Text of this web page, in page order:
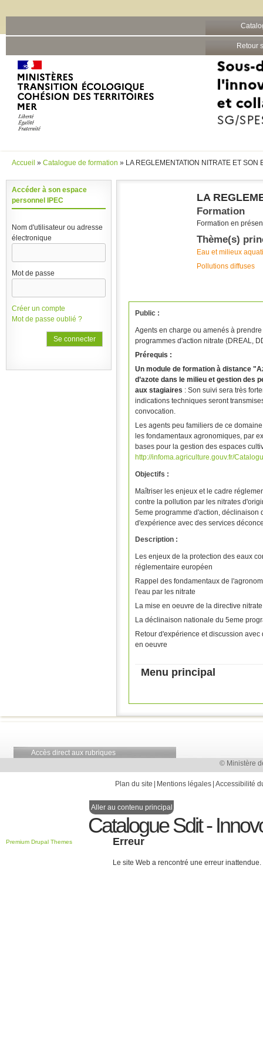
Retour
Vous êtes ici
Accueil » Catalogue de formation » LA REGLEMENTATION NITRATE ET SON
Accéder à son espace
personnel IPEC
Nom d'utilisateur ou adresse
électronique
Mot de passe
Créer un compte
Mot de passe oublié ?
LA
Formation
Formation en
Thème(s)
Eau et milieux
Pollutions diffuses
Public :
Agents en charge ou amenés à
programmes d'action nitrate (DREAL,
Prérequis :
Un module de formation à distance
d’azote dans le milieu et gestion des
aux stagiaires : Son suivi sera très
indications techniques seront
convocation.
Les agents peu familiers de ce
les fondamentaux agronomiques, par
bases pour la gestion des espaces
http://infoma.agriculture.gouv.fr/
Objectifs :
Maîtriser les enjeux et le cadre
contre la pollution par les nitrates
5eme programme d'action, déclinaison
d'expérience avec des services
Description :
Les enjeux de la protection des eaux
réglementaire européen
Rappel des fondamentaux de
l'eau par les nitrate
La mise en oeuvre de la directive
La déclinaison nationale du 5eme
Retour d'expérience et discussion
en oeuvre
Menu principal
Accès direct aux rubriques
© Ministère
Plan du site Mentions légales Accessibilité
Aller au contenu principal
Catalogue Sdit -
Erreur
Le site Web a rencontré une erreur
Premium Drupal Themes